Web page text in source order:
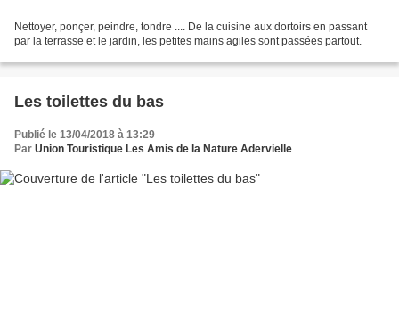
Nettoyer, ponçer, peindre, tondre .... De la cuisine aux dortoirs en passant
par la terrasse et le jardin, les petites mains agiles sont passées partout.
Les toilettes du bas
Publié le 13/04/2018 à 13:29
Par Union Touristique Les Amis de la Nature Adervielle